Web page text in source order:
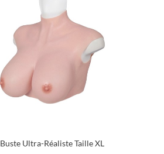
Buste Ultra-Réaliste Taille XL